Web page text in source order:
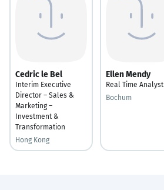
Cedric le Bel
Interim Executive
Director – Sales &
Marketing –
Investment &
Transformation
Hong Kong
Ellen Mendy
Real Time Analyst
Bochum